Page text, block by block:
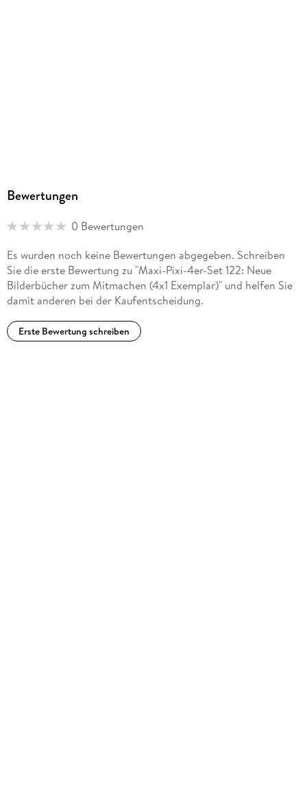
Bewertungen
0 Bewertungen
Es wurden noch keine Bewertungen abgegeben. Schreiben
Sie die erste Bewertung zu "Maxi-Pixi-4er-Set 122: Neue
Bilderbücher zum Mitmachen (4x1 Exemplar)" und helfen Sie
damit anderen bei der Kaufentscheidung.
Erste Bewertung schreiben